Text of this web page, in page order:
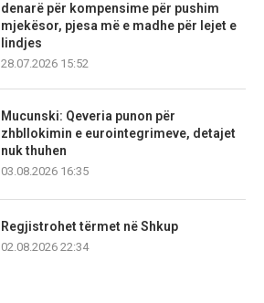
denarë për kompensime për pushim
mjekësor, pjesa më e madhe për lejet e
lindjes
28.07.2026 15:52
Mucunski: Qeveria punon për
zhbllokimin e eurointegrimeve, detajet
nuk thuhen
03.08.2026 16:35
Regjistrohet tërmet në Shkup
02.08.2026 22:34